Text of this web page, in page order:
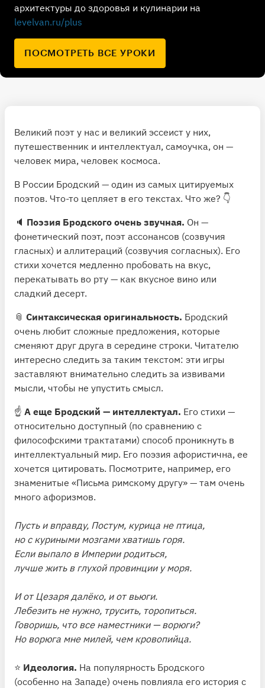
архитектуры до здоровья и кулинарии на
levelvan.ru/plus
ПОСМОТРЕТЬ ВСЕ УРОКИ
Великий поэт у нас и великий эссеист у них,
путешественник и интеллектуал, самоучка, он —
человек мира, человек космоса.
В России Бродский — один из самых цитируемых
поэтов. Что-то цепляет в его текстах. Что же? 👇
🔈 Поэзия Бродского очень звучная. Он —
фонетический поэт, поэт ассонансов (созвучия
гласных) и аллитераций (созвучия согласных). Его
стихи хочется медленно пробовать на вкус,
перекатывать во рту — как вкусное вино или
сладкий десерт.
📎 Синтаксическая оригинальность. Бродский
очень любит сложные предложения, которые
сменяют друг друга в середине строки. Читателю
интересно следить за таким текстом: эти игры
заставляют внимательно следить за извивами
мысли, чтобы не упустить смысл.
☝️ А еще Бродский — интеллектуал. Его стихи —
относительно доступный (по сравнению с
философскими трактатами) способ проникнуть в
интеллектуальный мир. Его поэзия афористична, ее
хочется цитировать. Посмотрите, например, его
знаменитые «Письма римскому другу» — там очень
много афоризмов.
Пусть и вправду, Постум, курица не птица,
но с куриными мозгами хватишь горя.
Если выпало в Империи родиться,
лучше жить в глухой провинции у моря.
И от Цезаря далёко, и от вьюги.
Лебезить не нужно, трусить, торопиться.
Говоришь, что все наместники — ворюги?
Но ворюга мне милей, чем кровопийца.
⭐️ Идеология. На популярность Бродского
(особенно на Западе) очень повлияла его история с